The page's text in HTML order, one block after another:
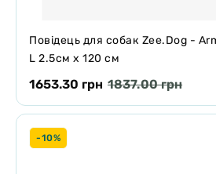
Повідець для собак Zee.Dog -
L 2.5см х 120 см
1653.30 грн 1837.00 грн
-10%